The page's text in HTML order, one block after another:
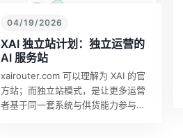
04/19/2026
XAI 独立站计划：独立运营的
AI 服务站
xairouter.com 可以理解为 XAI 的官
方站；而独立站模式，是让更多运营
者基于同一套系统与供货能力参与公